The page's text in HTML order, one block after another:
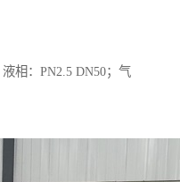
相：PN2.5 DN50；气